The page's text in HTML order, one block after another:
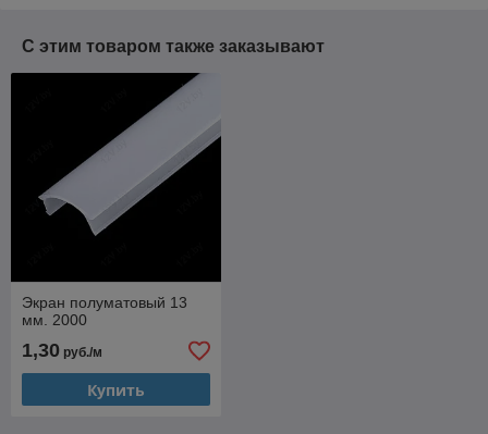
С этим товаром также заказывают
Экран полуматовый 13
мм. 2000
1,30 руб./м
Купить